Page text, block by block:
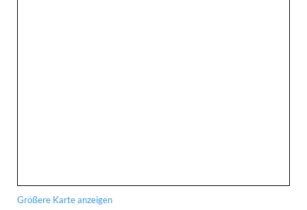
Größere Karte anzeigen